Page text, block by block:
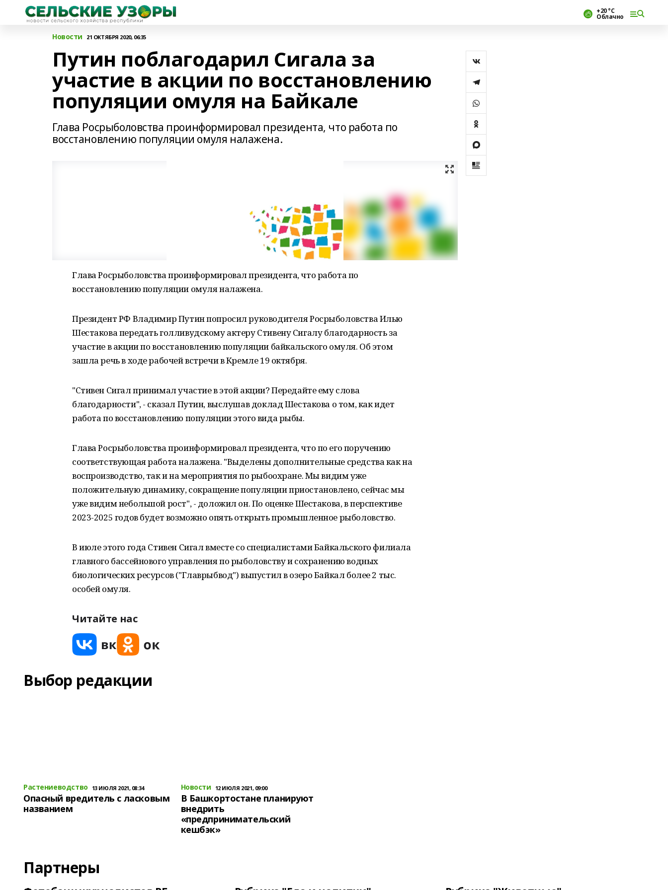
+20 °С
Облачно
Новости 21 ОКТЯБРЯ 2020, 06:35
Путин поблагодарил Сигала за
участие в акции по восстановлению
популяции омуля на Байкале
Глава Росрыболовства проинформировал президента, что работа по
восстановлению популяции омуля налажена.
Глава Росрыболовства проинформировал президента, что работа по
восстановлению популяции омуля налажена.
Президент РФ Владимир Путин попросил руководителя Росрыболовства Илью
Шестакова передать голливудскому актеру Стивену Сигалу благодарность за
участие в акции по восстановлению популяции байкальского омуля. Об этом
зашла речь в ходе рабочей встречи в Кремле 19 октября.
"Стивен Сигал принимал участие в этой акции? Передайте ему слова
благодарности", - сказал Путин, выслушав доклад Шестакова о том, как идет
работа по восстановлению популяции этого вида рыбы.
Глава Росрыболовства проинформировал президента, что по его поручению
соответствующая работа налажена. "Выделены дополнительные средства как на
воспроизводство, так и на мероприятия по рыбоохране. Мы видим уже
положительную динамику, сокращение популяции приостановлено, сейчас мы
уже видим небольшой рост", - доложил он. По оценке Шестакова, в перспективе
2023-2025 годов будет возможно опять открыть промышленное рыболовство.
В июле этого года Стивен Сигал вместе со специалистами Байкальского филиала
главного бассейнового управления по рыболовству и сохранению водных
биологических ресурсов ("Главрыбвод") выпустил в озеро Байкал более 2 тыс.
особей омуля.
Читайте нас
Выбор редакции
Растениеводство 13 ИЮЛЯ 2021, 08:34
Опасный вредитель с ласковым
названием
Новости 12 ИЮЛЯ 2021, 09:00
В Башкортостане планируют
внедрить
«предпринимательский
кешбэк»
Партнеры